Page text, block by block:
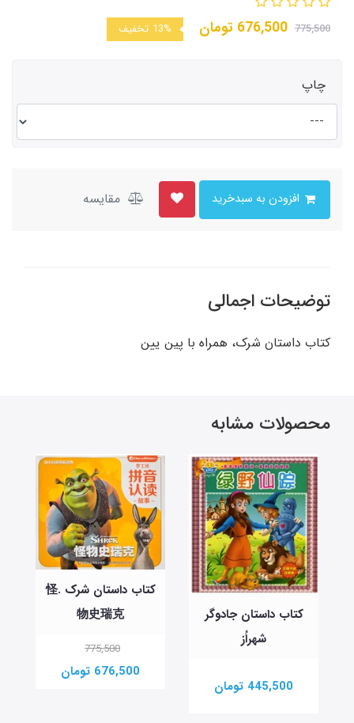
775,500
676,500 تومان 13% تخفیف
چاپ
مقایسه
توضیحات اجمالی
کتاب داستان شرک، همراه با پین یین
محصولات مشابه
کتاب داستان جادوگر
شهراُز
445,500 تومان
کتاب داستان شرک .怪
物史瑞克
775,500
676,500 تومان